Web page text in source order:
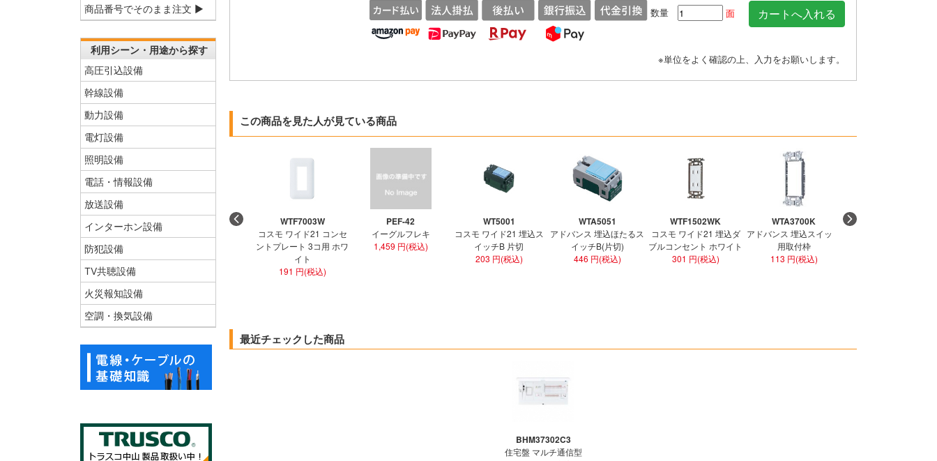
数量 面
※単位をよく確認の上、入力をお願いします。
この商品を見た人が見ている商品
WTF7003W
コスモ ワイド21 コンセ
ントプレート 3コ用 ホワ
イト
191 円(税込)
PEF-42
イーグルフレキ
1,459 円(税込)
WT5001
コスモ ワイド21 埋込ス
イッチB 片切
203 円(税込)
WTA5051
アドバンス 埋込ほたるス
イッチB(片切)
446 円(税込)
WTF1502WK
コスモ ワイド21 埋込ダ
ブルコンセント ホワイト
301 円(税込)
WTA3700K
アドバンス 埋込スイッチ
用取付枠
113 円(税込)
最近チェックした商品
BHM37302C3
住宅盤 マルチ通信型
商品番号でそのまま注文 ▶
利用シーン・用途から探す
高圧引込設備
幹線設備
動力設備
電灯設備
照明設備
電話・情報設備
放送設備
インターホン設備
防犯設備
TV共聴設備
火災報知設備
空調・換気設備